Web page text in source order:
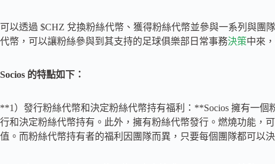
可以透過 $CHZ 兌換粉絲代幣、獲得粉絲代幣並參與一系列與團
代幣，可以讓粉絲參與到其支持的足球俱樂部日常事務決策中來
Socios 的特點如下：
**1）發行粉絲代幣和決定粉絲代幣持有福利：**Socios 擁有一
行和決定粉絲代幣持有。此外，擁有粉絲代幣發行。燃燒功能，
值。而粉絲代幣持有者的福利因團隊而異，只要每個團隊都可以